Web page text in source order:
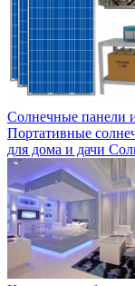
Солнечные панели
Портативные
для дома и дачи